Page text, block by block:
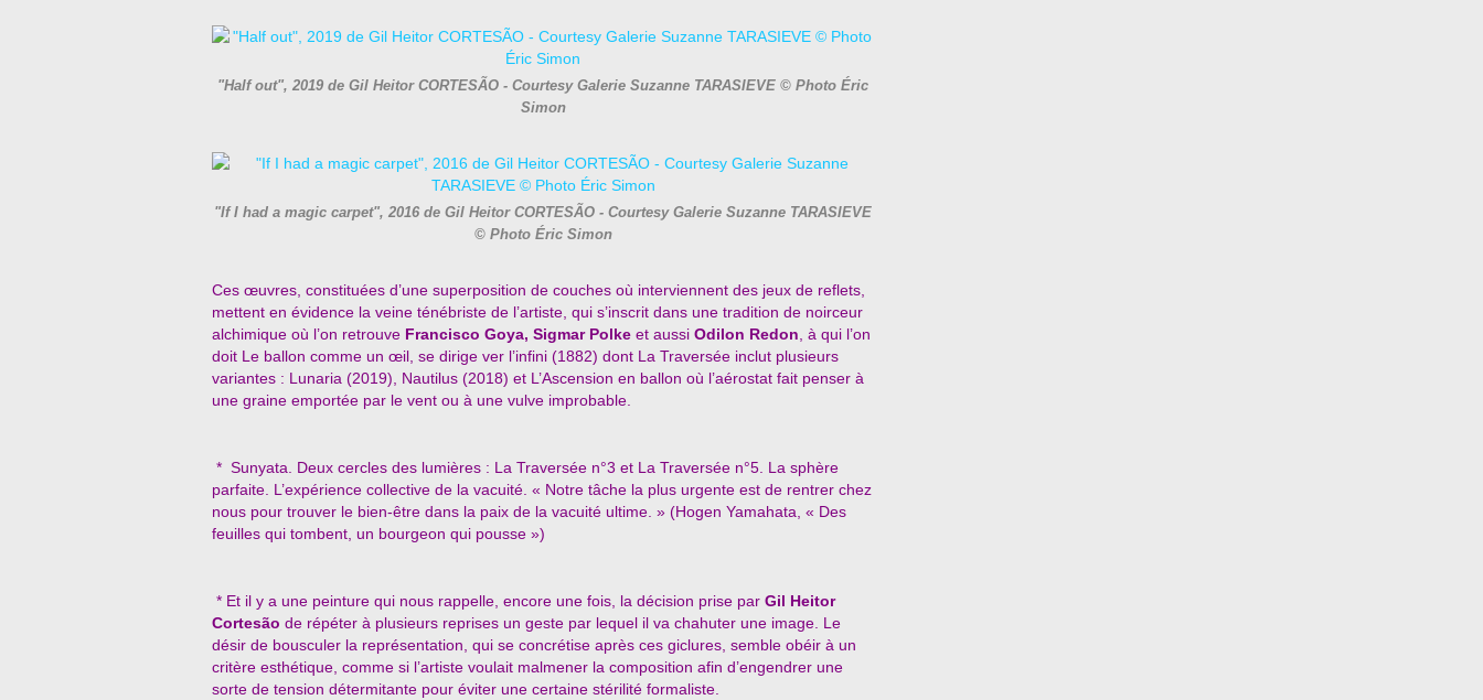
"Half out", 2019 de Gil Heitor CORTESÃO - Courtesy Galerie Suzanne TARASIEVE © Photo Éric
Simon
"If I had a magic carpet", 2016 de Gil Heitor CORTESÃO - Courtesy Galerie Suzanne TARASIEVE
© Photo Éric Simon
Ces œuvres, constituées d’une superposition de couches où interviennent des jeux de reflets,
mettent en évidence la veine ténébriste de l’artiste, qui s’inscrit dans une tradition de noirceur
alchimique où l’on retrouve Francisco Goya, Sigmar Polke et aussi Odilon Redon , à qui l’on
doit Le ballon comme un œil, se dirige ver l’infini (1882) dont La Traversée inclut plusieurs
variantes : Lunaria (2019), Nautilus (2018) et L’Ascension en ballon où l’aérostat fait penser à
une graine emportée par le vent ou à une vulve improbable.
* Sunyata. Deux cercles des lumières : La Traversée n°3 et La Traversée n°5. La sphère
parfaite. L’expérience collective de la vacuité. « Notre tâche la plus urgente est de rentrer chez
nous pour trouver le bien-être dans la paix de la vacuité ultime. » (Hogen Yamahata, « Des
feuilles qui tombent, un bourgeon qui pousse »)
* Et il y a une peinture qui nous rappelle, encore une fois, la décision prise par Gil Heitor
Cortesão de répéter à plusieurs reprises un geste par lequel il va chahuter une image. Le
désir de bousculer la représentation, qui se concrétise après ces giclures, semble obéir à un
critère esthétique, comme si l’artiste voulait malmener la composition afin d’engendrer une
sorte de tension détermitante pour éviter une certaine stérilité formaliste.